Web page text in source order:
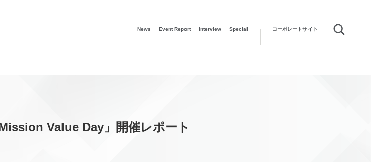
News Event Report Interview Special コーポレートサイト
Value Day」開催レポート